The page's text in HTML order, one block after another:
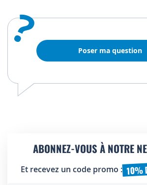
? Poser ma question
ABONNEZ-VOUS À NOTRE
Et recevez un code promo : 10%